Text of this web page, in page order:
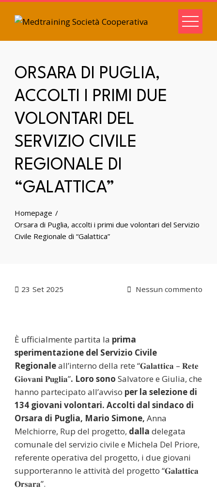
ORSARA DI PUGLIA,
ACCOLTI I PRIMI DUE
VOLONTARI DEL
SERVIZIO CIVILE
REGIONALE DI
“GALATTICA”
Homepage
Orsara di Puglia, accolti i primi due volontari del Servizio
Civile Regionale di “Galattica”
23 Set 2025 Nessun commento
È ufficialmente partita la prima
sperimentazione del Servizio Civile
Regionaleall’interno della rete “𝐆𝐚𝐥𝐚𝐭𝐭𝐢𝐜𝐚 – 𝐑𝐞𝐭𝐞
𝐆𝐢𝐨𝐯𝐚𝐧𝐢 𝐏𝐮𝐠𝐥𝐢𝐚”. Loro sono Salvatore e Giulia, che
hanno partecipato all’avviso per la selezione di
134 giovani volontari. Accolti dal sindaco di
Orsara di Puglia, Mario Simone, Anna
Melchiorre, Rup del progetto, dalla delegata
comunale del servizio civile e Michela Del Priore,
referente operativa del progetto, i due giovani
supporteranno le attività del progetto “𝐆𝐚𝐥𝐚𝐭𝐭𝐢𝐜𝐚
𝐎𝐫𝐬𝐚𝐫𝐚”.